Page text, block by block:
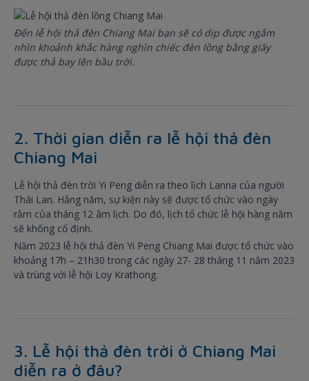
Đến lễ hội thả đèn Chiang Mai bạn sẽ có dịp được ngắm
nhìn khoảnh khắc hàng nghìn chiếc đèn lồng bằng giấy
được thả bay lên bầu trời.
2. Thời gian diễn ra lễ hội thả đèn
Chiang Mai
Lễ hội thả đèn trời Yi Peng diễn ra theo lịch Lanna của người
Thái Lan. Hằng năm, sự kiện này sẽ được tổ chức vào ngày
rằm của tháng 12 âm lịch. Do đó, lịch tổ chức lễ hội hàng năm
sẽ không cố định.
Năm 2023 lễ hội thả đèn Yi Peng Chiang Mai được tổ chức vào
khoảng 17h – 21h30 trong các ngày 27- 28 tháng 11 năm 2023
và trùng với lễ hội Loy Krathong.
3. Lễ hội thả đèn trời ở Chiang Mai
diễn ra ở đâu?